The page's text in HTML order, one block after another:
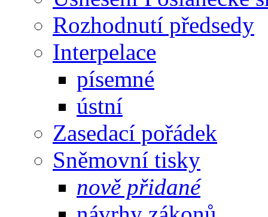
Rozhodnutí předsedy
Interpelace
písemné
ústní
Zasedací pořádek
Sněmovní tisky
nově přidané